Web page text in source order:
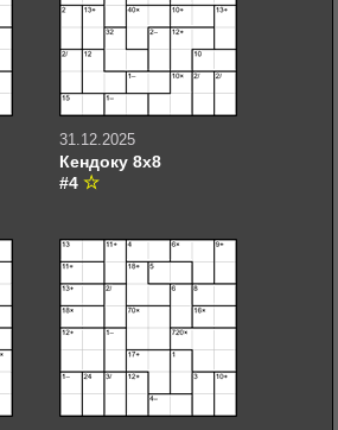
31.12.2025
Кендоку 8х8
#4